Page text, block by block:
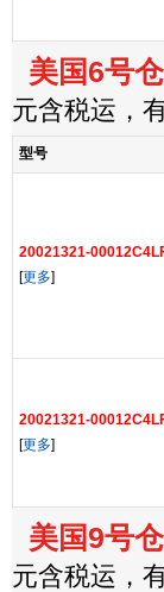
美国6号
元含税运，
型号
20021321-
[更多]
20021321-
[更多]
美国9号
元含税运，